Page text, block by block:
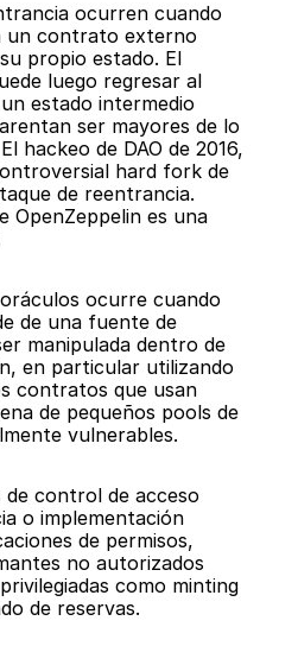
ocurren cuando
un contrato externo
propio estado. El
luego regresar al
estado intermedio
ser mayores de lo
hackeo de DAO de 2016,
hard fork de
de reentrancia.
OpenZeppelin es una
ocurre cuando
de una fuente de
manipulada dentro de
en particular utilizando
contratos que usan
de pequeños pools de
vulnerables.
de control de acceso
o implementación
de permisos,
no autorizados
como minting
de reservas.